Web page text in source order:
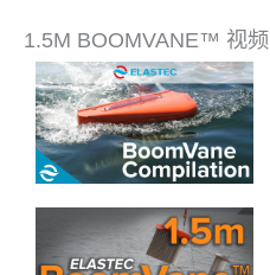
1.5M BOOMVANE™ 视频